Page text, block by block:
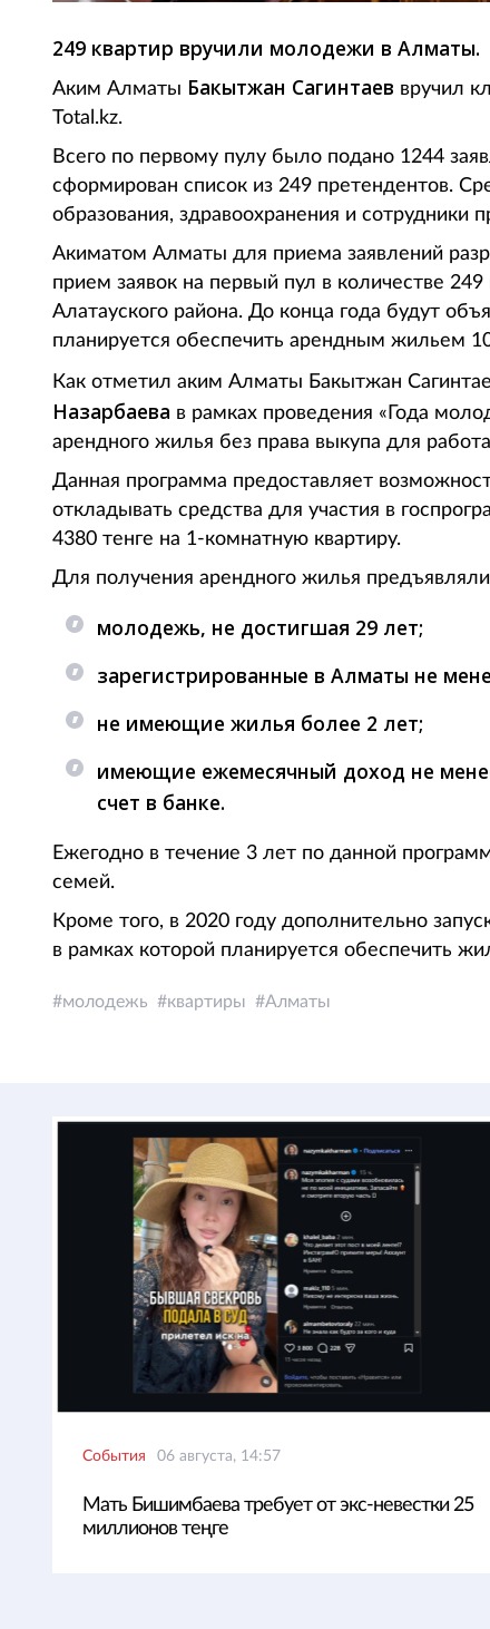
249 квартир вручили молодежи в Алматы.
Аким Алматы Бакытжан Сагинтаев вручил
Total.kz.
Всего по первому пулу было подано 1244
сформирован список из 249 претендентов.
образования, здравоохранения и сотрудники
Акиматом Алматы для приема заявлений
прием заявок на первый пул в количестве
Алатауского района. До конца года будут
планируется обеспечить арендным жильем
Как отметил аким Алматы Бакытжан
Назарбаева в рамках проведения «Года
арендного жилья без права выкупа для
Данная программа предоставляет
откладывать средства для участия в
4380 тенге на 1-комнатную квартиру.
Для получения арендного жилья
молодежь, не достигшая 29 лет;
зарегистрированные в Алматы не
не имеющие жилья более 2 лет;
имеющие ежемесячный доход не
счет в банке.
Ежегодно в течение 3 лет по данной
семей.
Кроме того, в 2020 году дополнительно
в рамках которой планируется обеспечить
молодежь квартиры Алматы
События 06 августа, 14:57
Мать Бишимбаева требует от экс-невестки 25
миллионов теңге